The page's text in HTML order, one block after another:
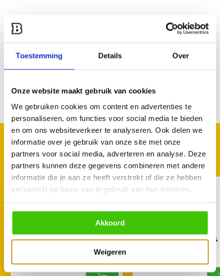
Toestemming Details Over
Onze website maakt gebruik van cookies
We gebruiken cookies om content en advertenties te
personaliseren, om functies voor social media te bieden
en om ons websiteverkeer te analyseren. Ook delen we
informatie over je gebruik van onze site met onze
partners voor social media, adverteren en analyse. Deze
partners kunnen deze gegevens combineren met andere
informatie die je aan ze heeft verstrekt of die ze hebben
verzameld op basis van je gebruik van hun services.
Akkoord
Weigeren
Delen
GOED TE COMBINEREN
Met deze accessoires
BestCharcoal Houtskool
28,95
BestCharcoal Birch &
26,95